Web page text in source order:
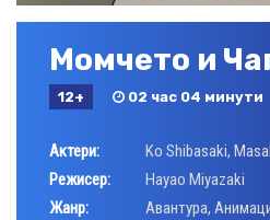
Момчето и
12+ 02 час 04 минути
Актери: Ko Shibasaki,
Режисер:
Hayao Miyazaki
Жанр:
Авантура,